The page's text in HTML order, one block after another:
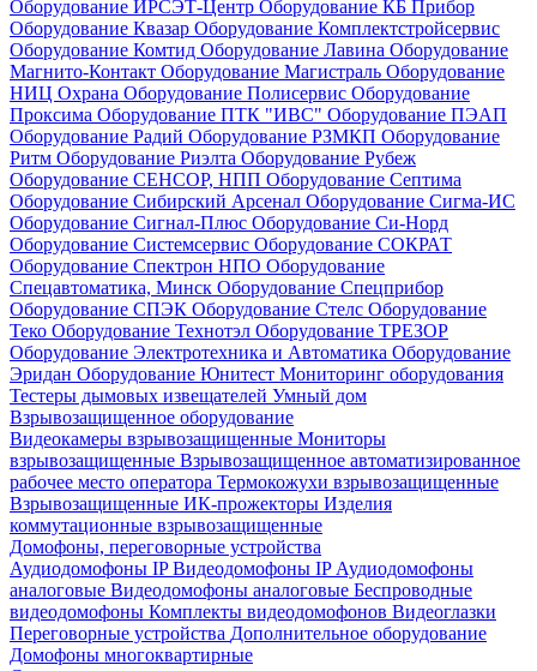
Оборудование ИРСЭТ-Центр Оборудование КБ Прибор
Оборудование Квазар Оборудование Комплектстройсервис
Оборудование Комтид Оборудование Лавина Оборудование
Магнито-Контакт Оборудование Магистраль Оборудование
НИЦ Охрана Оборудование Полисервис Оборудование
Проксима Оборудование ПТК "ИВС" Оборудование ПЭАП
Оборудование Радий Оборудование РЗМКП Оборудование
Ритм Оборудование Риэлта Оборудование Рубеж
Оборудование СЕНСОР, НПП Оборудование Септима
Оборудование Сибирский Арсенал Оборудование Сигма-ИС
Оборудование Сигнал-Плюс Оборудование Си-Норд
Оборудование Системсервис Оборудование СОКРАТ
Оборудование Спектрон НПО Оборудование
Спецавтоматика, Минск Оборудование Спецприбор
Оборудование СПЭК Оборудование Стелс Оборудование
Теко Оборудование Технотэл Оборудование ТРЕЗОР
Оборудование Электротехника и Автоматика Оборудование
Эридан Оборудование Юнитест Мониторинг оборудования
Тестеры дымовых извещателей Умный дом
Взрывозащищенное оборудование
Видеокамеры взрывозащищенные Мониторы
взрывозащищенные Взрывозащищенное автоматизированное
рабочее место оператора Термокожухи взрывозащищенные
Взрывозащищенные ИК-прожекторы Изделия
коммутационные взрывозащищенные
Домофоны, переговорные устройства
Аудиодомофоны IPВидеодомофоны IP Аудиодомофоны
аналоговые Видеодомофоны аналоговые Беспроводные
видеодомофоны Комплекты видеодомофонов Видеоглазки
Переговорные устройства Дополнительное оборудование
Домофоны многоквартирные